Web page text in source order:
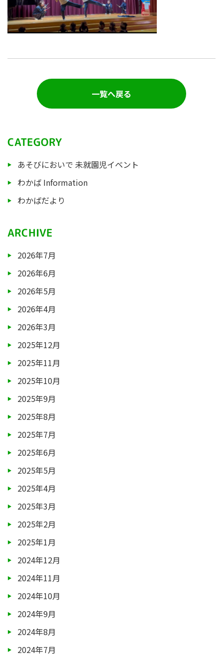
一覧へ戻る
CATEGORY
あそびにおいで 未就園児イベント
わかば Information
わかばだより
ARCHIVE
2026年7月
2026年6月
2026年5月
2026年4月
2026年3月
2025年12月
2025年11月
2025年10月
2025年9月
2025年8月
2025年7月
2025年6月
2025年5月
2025年4月
2025年3月
2025年2月
2025年1月
2024年12月
2024年11月
2024年10月
2024年9月
2024年8月
2024年7月